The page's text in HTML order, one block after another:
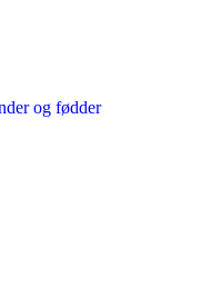
og fødder